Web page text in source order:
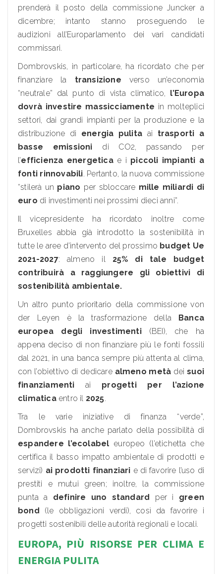
prenderà il posto della commissione Juncker a
dicembre; intanto stanno proseguendo le
audizioni all’Europarlamento dei vari candidati
commissari.
Dombrovskis, in particolare, ha ricordato che per
finanziare la transizione verso un’economia
“neutrale” dal punto di vista climatico, l’Europa
dovrà investire massicciamente in molteplici
settori, dai grandi impianti per la produzione e la
distribuzione di energia pulita ai trasporti a
basse emissioni di CO2, passando per
l’efficienza energetica e i piccoli impianti a
fonti rinnovabili. Pertanto, la nuova commissione
“stilerà un piano per sbloccare mille miliardi di
euro di investimenti nei prossimi dieci anni”.
Il vicepresidente ha ricordato inoltre come
Bruxelles abbia già introdotto la sostenibilità in
tutte le aree d’intervento del prossimo budget Ue
2021-2027: almeno il 25% di tale budget
contribuirà a raggiungere gli obiettivi di
sostenibilità ambientale.
Un altro punto prioritario della commissione von
der Leyen è la trasformazione della
Banca
europea degli investimenti(BEI), che ha
appena deciso di non finanziare più le fonti fossili
dal 2021, in una banca sempre più attenta al clima,
con l’obiettivo di dedicare almeno metà deisuoi
finanziamenti ai progetti per l’azione
climaticaentro il 2025.
Tra le varie iniziative di finanza “verde”,
Dombrovskis ha anche parlato della possibilità di
espandere l’ecolabel europeo (l’etichetta che
certifica il basso impatto ambientale di prodotti e
servizi) ai prodotti finanziari e di favorire l’uso di
prestiti e mutui green; inoltre, la commissione
punta a definire uno standard per i green
bond (le obbligazioni verdi), così da favorire i
progetti sostenibili delle autorità regionali e locali.
EUROPA, PIÙ RISORSE PER CLIMA E
ENERGIA PULITA